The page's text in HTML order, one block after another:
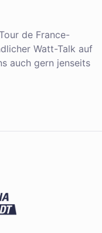
de France-
Watt-Talk auf
auch gern jenseits